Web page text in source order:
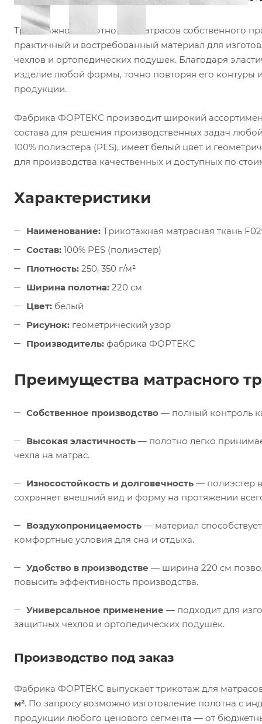
Трикотажное полотно для матрасов собственного
практичный и востребованный материал для
чехлов и ортопедических подушек. Благодаря
изделие любой формы, точно повторяя его контуры
продукции.
Фабрика ФОРТЕКС производит широкий
состава для решения производственных задач
100% полиэстера (PES), имеет белый цвет и
для производства качественных и доступных по
Характеристики
Наименование: Трикотажная матрасная ткань
Состав: 100% PES (полиэстер)
Плотность: 250, 350 г/м²
Ширина полотна: 220 см
Цвет: белый
Рисунок: геометрический узор
Производитель: фабрика ФОРТЕКС
Преимущества матрасного
Собственное производство — полный контроль
Высокая эластичность — полотно легко
чехла на матрас.
Износостойкость и долговечность — полиэстер
сохраняет внешний вид и форму на протяжении
Воздухопроницаемость — материал
комфортные условия для сна и отдыха.
Удобство в производстве — ширина 220 см
повысить эффективность производства.
Универсальное применение — подходит для
защитных чехлов и ортопедических подушек.
Производство под заказ
Фабрика ФОРТЕКС выпускает трикотаж для
м². По запросу возможно изготовление полотна с
продукции любого ценового сегмента — от